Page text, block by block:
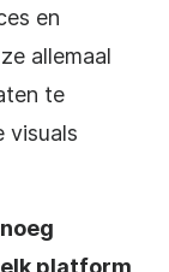
en
allemaal
te
visuals
platform